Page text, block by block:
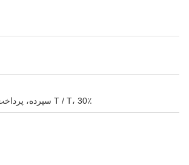
T / T، 30٪ سپرده، پرداخت مانده قبل از تحویل